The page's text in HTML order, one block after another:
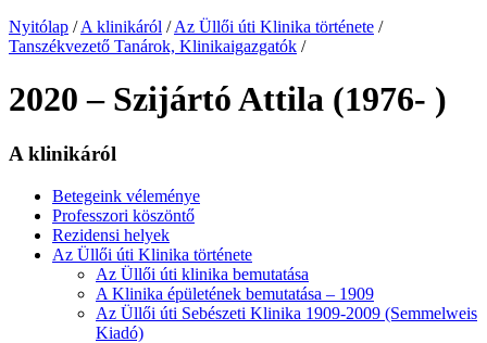
Nyitólap / A klinikáról / Az Üllői úti Klinika története /
Tanszékvezető Tanárok, Klinikaigazgatók /
2020 – Szijártó Attila (1976- )
A klinikáról
Betegeink véleménye
Professzori köszöntő
Rezidensi helyek
Az Üllői úti Klinika története
Az Üllői úti klinika bemutatása
A Klinika épületének bemutatása – 1909
Az Üllői úti Sebészeti Klinika 1909-2009 (Semmelweis
Kiadó)